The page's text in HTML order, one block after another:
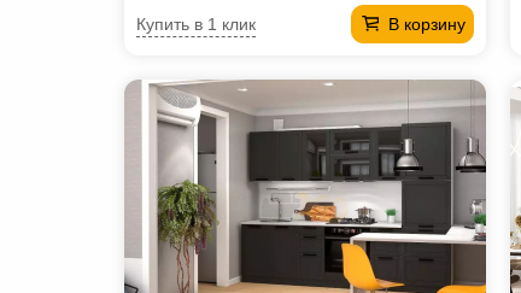
В корзину
Купить в 1 клик